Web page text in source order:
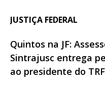
JUSTIÇA FEDERAL
Quintos na JF:
Sintrajusc entrega
ao presidente do